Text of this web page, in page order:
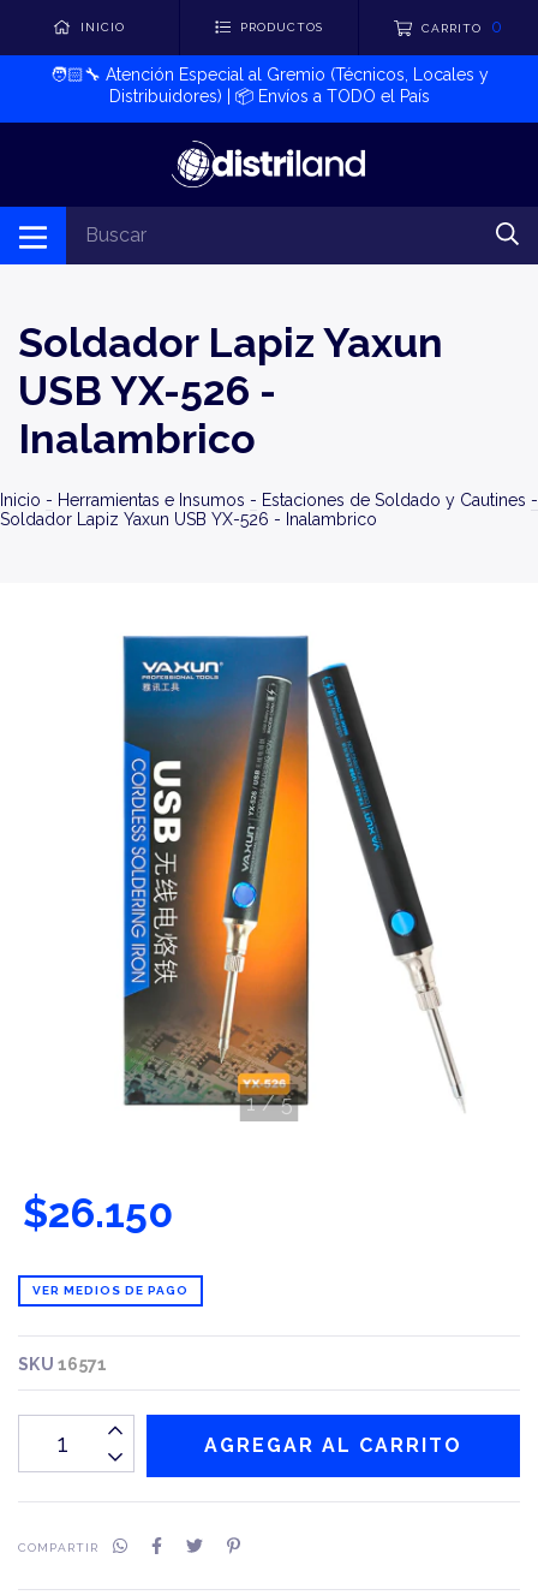
INICIO PRODUCTOS CARRITO 0
🧑🏻‍🔧​ Atención Especial al Gremio (Técnicos, Locales y
Distribuidores) | 📦​ Envíos a TODO el País
Soldador Lapiz Yaxun
USB YX-526 -
Inalambrico
Inicio - Herramientas e Insumos - Estaciones de Soldado y Cautines -
Soldador Lapiz Yaxun USB YX-526 - Inalambrico
1/5
$26.150
VER MEDIOS DE PAGO
SKU16571
COMPARTIR